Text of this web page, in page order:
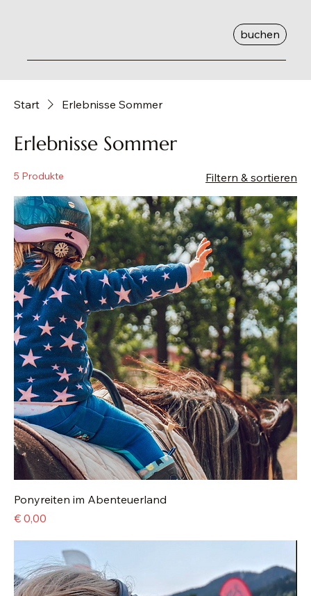
buchen
Start Erlebnisse Sommer
Erlebnisse Sommer
5 Produkte Filtern & sortieren
Ponyreiten im Abenteuerland
Preis
€ 0,00